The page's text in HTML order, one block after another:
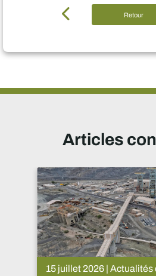
Retour
Articles
15 juillet 2026 | Actualités du